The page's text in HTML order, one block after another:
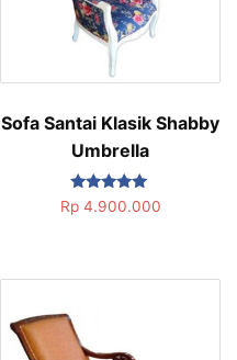
Sofa Santai Klasik Shabby
Umbrella
Dinilai
5.00
Rp4.900.000